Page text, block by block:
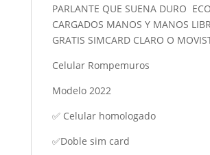
PARLANTE QUE SUENA DURO
CARGADOS MANOS Y MANOS
GRATIS SIMCARD CLARO O
Celular Rompemuros
Modelo 2022
✅ Celular homologado
✅Doble sim card